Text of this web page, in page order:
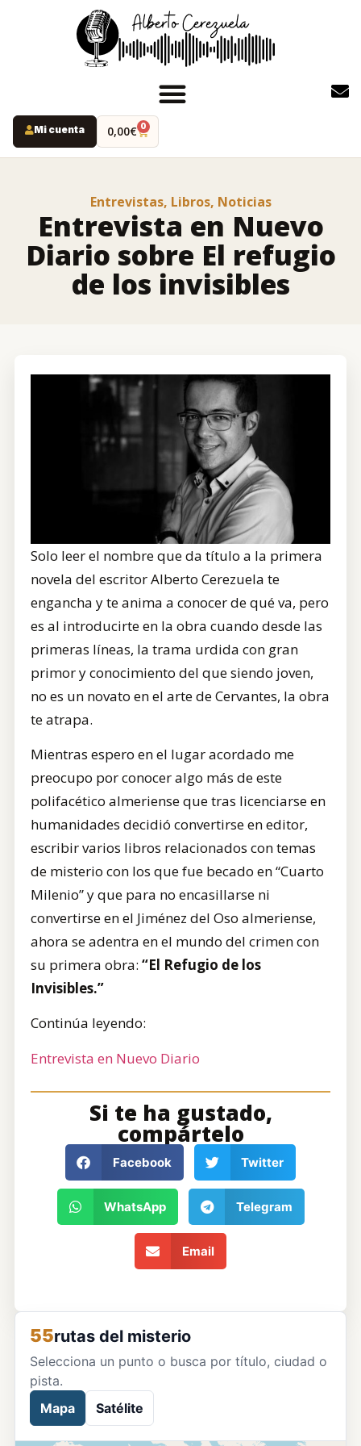
INICIO
YOUTUBE
INSTAGRAM
RUTAS MISTERIO
LIBROS
TIENDA
Mi cuenta 0,00€ 0
Entrevistas, Libros, Noticias
Entrevista en Nuevo
Diario sobre El refugio
de los invisibles
Solo leer el nombre que da título a la primera
novela del escritor Alberto Cerezuela te
engancha y te anima a conocer de qué va, pero
es al introducirte en la obra cuando desde las
primeras líneas, la trama urdida con gran
primor y conocimiento del que siendo joven,
no es un novato en el arte de Cervantes, la obra
te atrapa.
Mientras espero en el lugar acordado me
preocupo por conocer algo más de este
polifacético almeriense que tras licenciarse en
humanidades decidió convertirse en editor,
escribir varios libros relacionados con temas
de misterio con los que fue becado en “Cuarto
Milenio” y que para no encasillarse ni
convertirse en el Jiménez del Oso almeriense,
ahora se adentra en el mundo del crimen con
su primera obra: “El Refugio de los
Invisibles.”
Continúa leyendo:
Entrevista en Nuevo Diario
Si te ha gustado,
compártelo
Facebook Twitter
WhatsApp Telegram
Email
55rutas del misterio
Selecciona un punto o busca por título, ciudad o
pista.
Mapa
Satélite